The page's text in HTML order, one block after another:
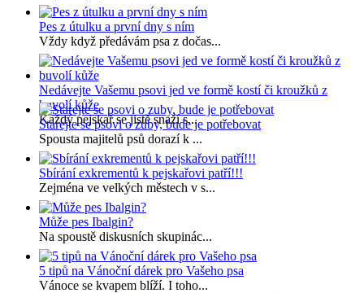
Pes z útulku a první dny s ním
Vždy když předávám psa z dočas...
Nedávejte Vašemu psovi jed ve formě kostí či kroužků z
buvolí kůže
Každý pejskař se jistě snaží s...
Starejte se psovi o zuby, bude je potřebovat
Spousta majitelů psů dorazí k ...
Sbírání exkrementů k pejskařovi patří!!!
Zejména ve velkých městech v s...
Může pes Ibalgin?
Na spoustě diskusních skupinác...
5 tipů na Vánoční dárek pro Vašeho psa
Vánoce se kvapem blíží. I toho...